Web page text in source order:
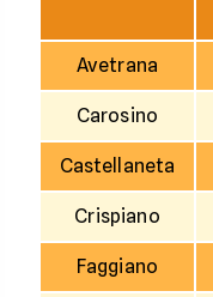
Avetrana
Carosino
Castellaneta
Crispiano
Faggiano